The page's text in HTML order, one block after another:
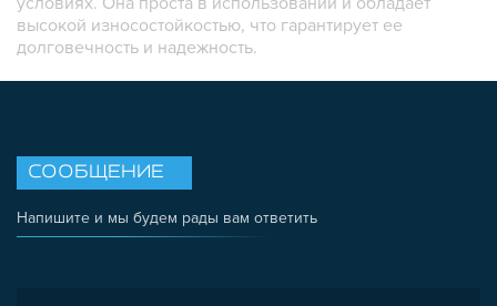
высокой износостойкостью, что гарантирует ее
долговечность и надежность.
СООБЩЕНИЕ
Напишите и мы будем рады вам ответить